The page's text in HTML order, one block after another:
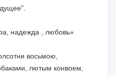
надежда , любовь»
восьмою,
лютым конвоем,